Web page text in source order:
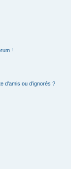
!
d’amis ou d’ignorés ?